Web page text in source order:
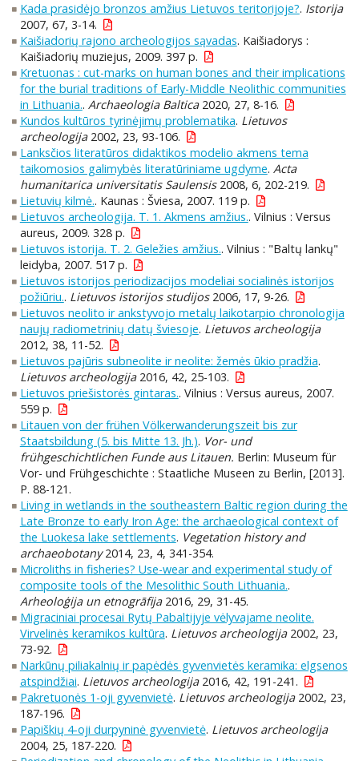
Kada prasidėjo bronzos amžius Lietuvos teritorijoje?. Istorija
2007, 67, 3-14.
Kaišiadorių rajono archeologijos sąvadas. Kaišiadorys :
Kaišiadorių muziejus, 2009. 397 p.
Kretuonas : cut-marks on human bones and their implications
for the burial traditions of Early-Middle Neolithic communities
in Lithuania.. Archaeologia Baltica2020, 27, 8-16.
Kundos kultūros tyrinėjimų problematika. Lietuvos
archeologija2002, 23, 93-106.
Lanksčios literatūros didaktikos modelio akmens tema
taikomosios galimybės literatūriniame ugdyme. Acta
humanitarica universitatis Saulensis2008, 6, 202-219.
Lietuvių kilmė.. Kaunas : Šviesa, 2007. 119 p.
Lietuvos archeologija. T. 1. Akmens amžius.. Vilnius : Versus
aureus, 2009. 328 p.
Lietuvos istorija. T. 2. Geležies amžius.. Vilnius : "Baltų lankų"
leidyba, 2007. 517 p.
Lietuvos istorijos periodizacijos modeliai socialinės istorijos
požiūriu.. Lietuvos istorijos studijos2006, 17, 9-26.
Lietuvos neolito ir ankstyvojo metalų laikotarpio chronologija
naujų radiometrinių datų šviesoje. Lietuvos archeologija
2012, 38, 11-52.
Lietuvos pajūris subneolite ir neolite: žemės ūkio pradžia.
Lietuvos archeologija2016, 42, 25-103.
Lietuvos priešistorės gintaras.. Vilnius : Versus aureus, 2007.
559 p.
Litauen von der frühen Völkerwanderungszeit bis zur
Staatsbildung (5. bis Mitte 13. Jh.). Vor- und
frühgeschichtlichen Funde aus Litauen. Berlin: Museum für
Vor- und Frühgeschichte : Staatliche Museen zu Berlin, [2013].
P. 88-121.
Living in wetlands in the southeastern Baltic region during the
Late Bronze to early Iron Age: the archaeological context of
the Luokesa lake settlements. Vegetation history and
archaeobotany2014, 23, 4, 341-354.
Microliths in fisheries? Use-wear and experimental study of
composite tools of the Mesolithic South Lithuania..
Arheoloģija un etnogrāfija2016, 29, 31-45.
Migraciniai procesai Rytų Pabaltijyje vėlyvajame neolite.
Virvelinės keramikos kultūra. Lietuvos archeologija2002, 23,
73-92.
Narkūnų piliakalnių ir papėdės gyvenvietės keramika: elgsenos
atspindžiai. Lietuvos archeologija2016, 42, 191-241.
Pakretuonės 1-oji gyvenvietė. Lietuvos archeologija2002, 23,
187-196.
Papiškių 4-oji durpyninė gyvenvietė. Lietuvos archeologija
2004, 25, 187-220.